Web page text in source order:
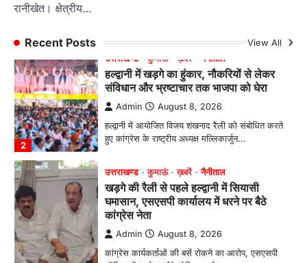
रानीखेत। क्षेत्रीय…
Recent Posts View All
2
उत्तराखण्ड कुमाऊं ख़बरें नैनीताल
हल्द्वानी में खड़गे का हुंकार, नौकरियों से लेकर
संविधान और भ्रष्टाचार तक भाजपा को घेरा
Admin August 8, 2026
हल्द्वानी में आयोजित विजय शंखनाद रैली को संबोधित करते
हुए कांग्रेस के राष्ट्रीय अध्यक्ष मल्लिकार्जुन…
उत्तराखण्ड कुमाऊं ख़बरें नैनीताल
खड़गे की रैली से पहले हल्द्वानी में सियासी
घमासान, एसएसपी कार्यालय में धरने पर बैठे
कांग्रेस नेता
Admin August 8, 2026
कांग्रेस कार्यकर्ताओं की बसें रोकने का आरोप, एसएसपी